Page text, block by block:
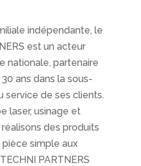
indépendante, le
est un acteur
nationale, partenaire
ans dans la sous-
service de ses clients.
laser, usinage et
des produits
simple aux
PARTNERS